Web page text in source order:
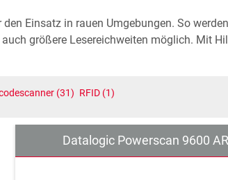
Einsatz in rauen Umgebungen. So
größere Lesereichweiten möglich. Mit
(31) RFID (1)
Datalogic Powerscan 9600 AR